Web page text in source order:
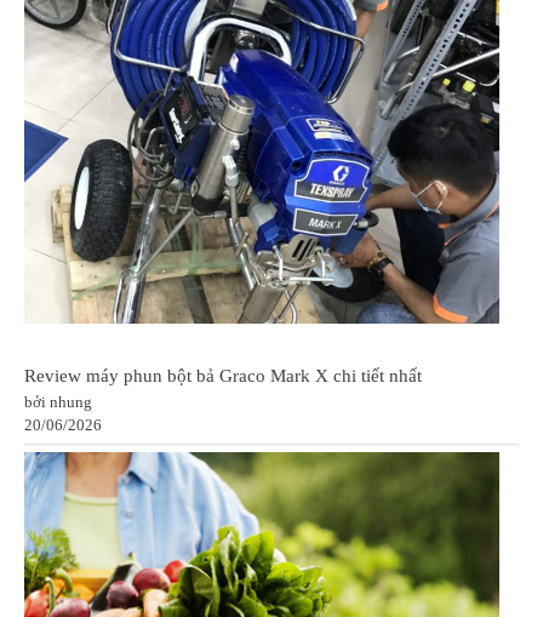
Review máy phun bột bả Graco Mark X chi tiết nhất
bởi nhung
20/06/2026